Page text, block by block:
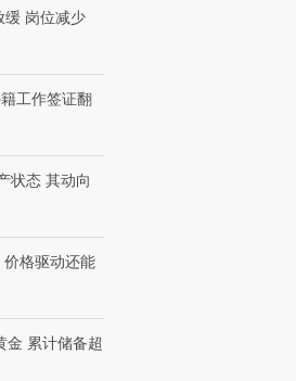
缓 岗位减少
工作签证翻
状态 其动向
格驱动还能
金 累计储备超